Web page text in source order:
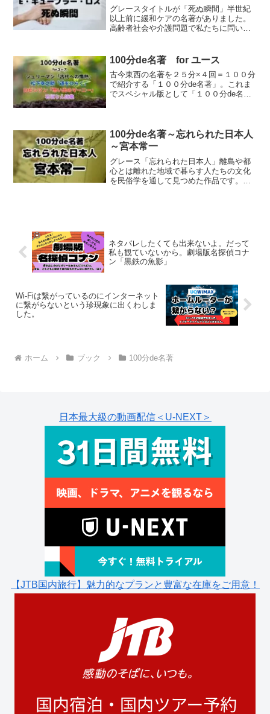
グレースタイトルが「死ぬ瞬間」半世紀
以上前に緩和ケアの名著がありました。
高齢者社会や介護問題で私たちに問いか
NEXTで視聴する▶ Amazon Prime V...
100分de名著 for ユース
古今東西の名著を２５分×４回＝１００分
で紹介する「１００分de名著」。これま
でスペシャル版として「１００分de名著
年の春休...
100分de名著～忘れられた日本人
～宮本常一
グレース「忘れられた日本人」離島や都
心とは離れた地域で暮らす人たちの文化
を民俗学を通して見つめた作品です。著
ネタバレしたくても出来ないよ。だって
私も観ていないから。劇場版名探偵コナ
ン「黒鉄の魚影」
Wi-Fiは繋がっているのにインターネット
に繋がらないという珍現象に出くわしま
した。
ホーム ブック 100分de名著
日本最大級の動画配信＜U-NEXT＞
【JTB国内旅行】魅力的なプランと豊富な在庫をご用意！